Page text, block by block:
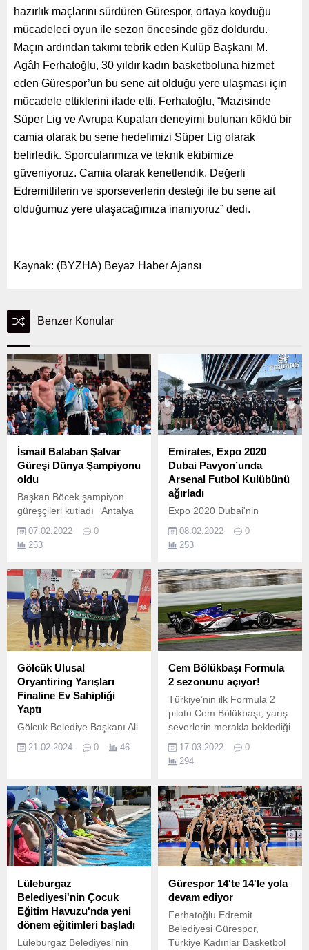
hazırlık maçlarını sürdüren Gürespor, ortaya koyduğu
mücadeleci oyun ile sezon öncesinde göz doldurdu.
Maçın ardından takımı tebrik eden Kulüp Başkanı M.
Agâh Ferhatoğlu, 30 yıldır kadın basketboluna hizmet
eden Gürespor’un bu sene ait olduğu yere ulaşması için
mücadele ettiklerini ifade etti. Ferhatoğlu, “Mazisinde
Süper Lig ve Avrupa Kupaları deneyimi bulunan köklü bir
camia olarak bu sene hedefimizi Süper Lig olarak
belirledik. Sporcularımıza ve teknik ekibimize
güveniyoruz. Camia olarak kenetlendik. Değerli
Edremitlilerin ve sporseverlerin desteği ile bu sene ait
olduğumuz yere ulaşacağımıza inanıyoruz” dedi.
Kaynak: (BYZHA) Beyaz Haber Ajansı
Benzer Konular
İsmail Balaban Şalvar
Güreşi Dünya Şampiyonu
oldu
Başkan Böcek şampiyon
güreşçileri kutladı Antalya
Büyükşehir Belediyesi ASAT
Spor Kulübü güreşçisi,
Başpehlivan İsmail Balaban
Şampiyonu oldu.
07.02.2022
0
253
Emirates, Expo 2020
Dubai Pavyon’unda
Arsenal Futbol Kulübünü
ağırladı
Expo 2020 Dubai'nin
Premier İş Ortağı ve Resmi
Havayolu Emirates, Expo
2020 Pavyon’unda Arsenal
08.02.2022
0
253
Gölcük Ulusal
Oryantiring Yarışları
Finaline Ev Sahipliği
Yaptı
Gölcük Belediye Başkanı Ali
düzenlenen Oryantring
dereceye giren sporculara
ödüllerini takdim etti.
21.02.2024 0 46
Cem Bölükbaşı Formula
2 sezonunu açıyor!
Türkiye’nin ilk Formula 2
pilotu Cem Bölükbaşı, yarış
severlerin merakla beklediği
Bahreyn’deki ilk yarışla
açıyor.
17.03.2022
0
294
Lüleburgaz
Belediyesi'nin Çocuk
Eğitim Havuzu'nda yeni
dönem eğitimleri başladı
Lüleburgaz Belediyesi’nin
Gürespor 14'te 14'le yola
devam ediyor
Ferhatoğlu Edremit
Belediyesi Gürespor,
Türkiye Kadınlar Basketbol